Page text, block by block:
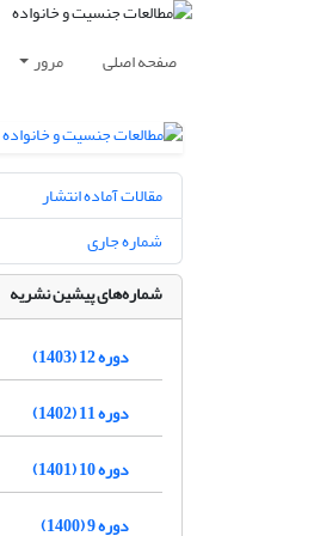
صفحه اصلی مرور
مقالات آماده انتشار
شماره جاری
شماره‌های پیشین نشریه
دوره 12 (1403)
دوره 11 (1402)
دوره 10 (1401)
دوره 9 (1400)